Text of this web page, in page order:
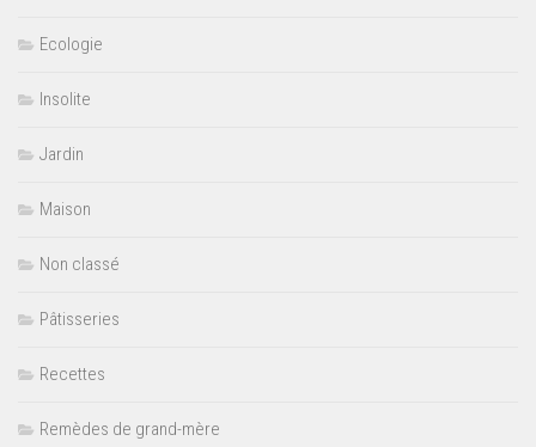
Ecologie
Insolite
Jardin
Maison
Non classé
Pâtisseries
Recettes
Remèdes de grand-mère